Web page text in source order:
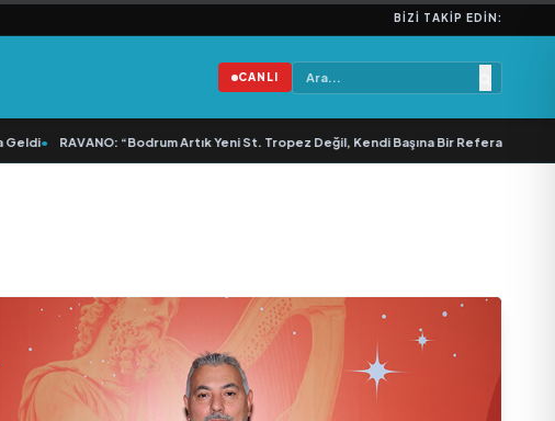
BIZI TAKIP EDIN:
CANLI
RAVANO: “Bodrum Artık Yeni St. Tropez Değil, Kendi Başına Bir Referans”• Bullas &